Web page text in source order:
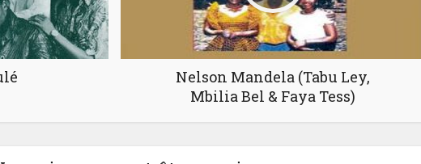
Nelson Mandela (Tabu Ley,
Mbilia Bel & Faya Tess)